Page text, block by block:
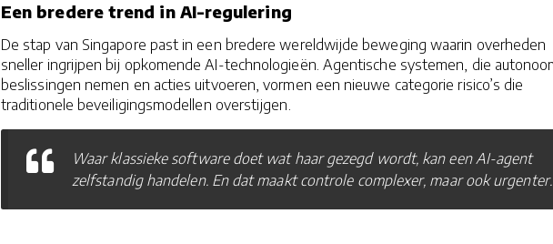
Een bredere trend in AI-regulering
De stap van Singapore past in een bredere wereldwijde beweging waarin overheden
sneller ingrijpen bij opkomende AI-technologieën. Agentische systemen, die
beslissingen nemen en acties uitvoeren, vormen een nieuwe categorie risico’s die
traditionele beveiligingsmodellen overstijgen.
Waar klassieke software doet wat haar gezegd wordt, kan een AI-agent
zelfstandig handelen. En dat maakt controle complexer, maar ook urgenter.